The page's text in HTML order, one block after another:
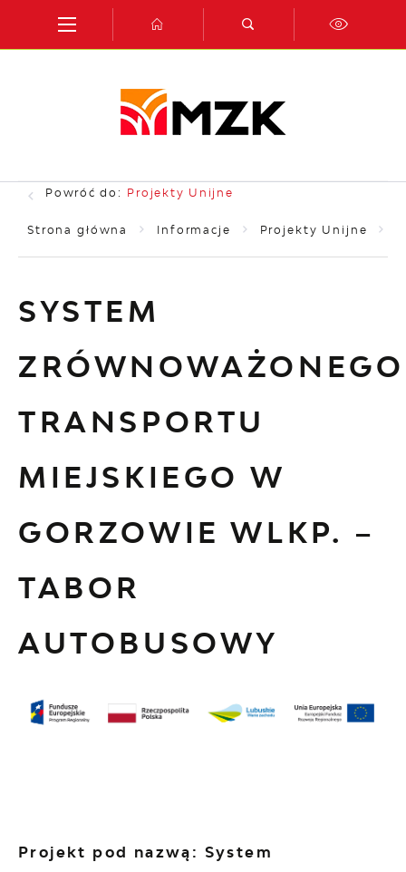
Przejdź do menu.
Przejdź do wyszukiwarki.
Przejdź do treści.
Przejdź do ustawień wielkości czcionki.
Włącz wersję kontrastową strony.
Powróć do: Projekty Unijne
Strona główna Informacje Projekty Unijne
SYSTEM
ZRÓWNOWAŻONEGO
TRANSPORTU
MIEJSKIEGO W
GORZOWIE WLKP. –
TABOR
AUTOBUSOWY
Projekt pod nazwą: System